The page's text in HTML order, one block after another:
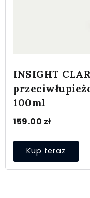
INSIGHT
100ml
159.00 zł
Kup teraz